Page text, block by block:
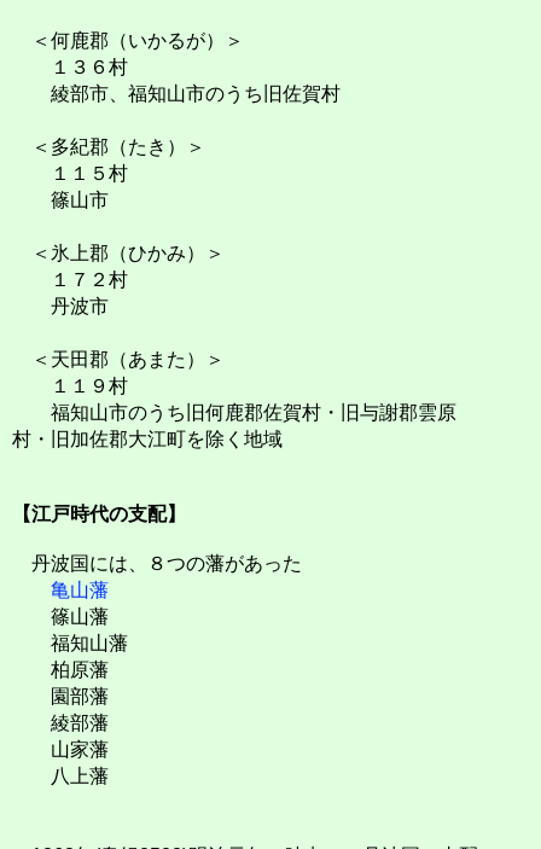
＜何鹿郡（いかるが）＞
１３６村
綾部市、福知山市のうち旧佐賀村
＜多紀郡（たき）＞
１１５村
篠山市
＜氷上郡（ひかみ）＞
１７２村
丹波市
＜天田郡（あまた）＞
１１９村
福知山市のうち旧何鹿郡佐賀村・旧与謝郡雲原
村・旧加佐郡大江町を除く地域
【江戸時代の支配】
丹波国には、８つの藩があった
亀山藩
篠山藩
福知山藩
柏原藩
園部藩
綾部藩
山家藩
八上藩